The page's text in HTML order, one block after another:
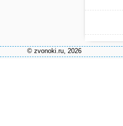
© zvonoki.ru, 2026